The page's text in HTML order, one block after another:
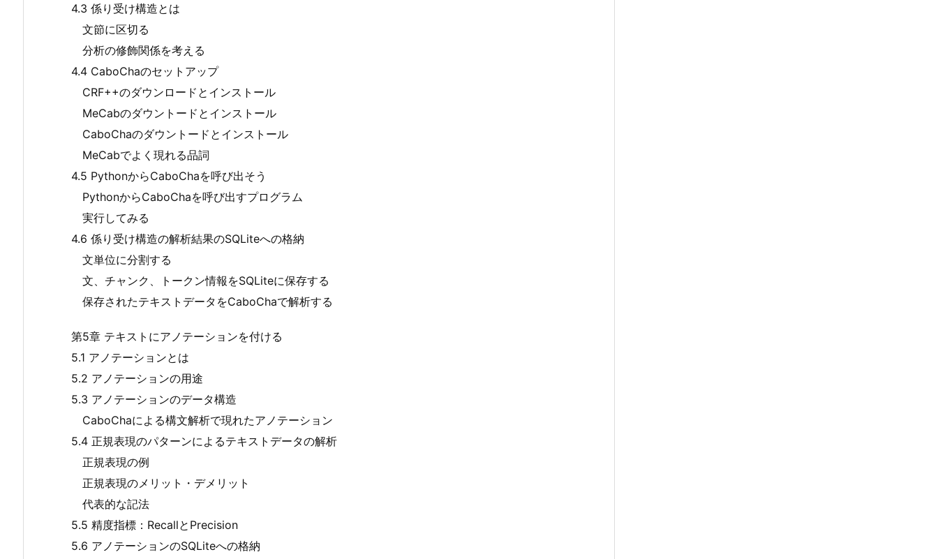
4.3 係り受け構造とは
文節に区切る
分析の修飾関係を考える
4.4 CaboChaのセットアップ
CRF++のダウンロードとインストール
MeCabのダウントードとインストール
CaboChaのダウントードとインストール
MeCabでよく現れる品詞
4.5 PythonからCaboChaを呼び出そう
PythonからCaboChaを呼び出すプログラム
実行してみる
4.6 係り受け構造の解析結果のSQLiteへの格納
文単位に分割する
文、チャンク、トークン情報をSQLiteに保存する
保存されたテキストデータをCaboChaで解析する
第5章 テキストにアノテーションを付ける
5.1 アノテーションとは
5.2 アノテーションの用途
5.3 アノテーションのデータ構造
CaboChaによる構文解析で現れたアノテーション
5.4 正規表現のパターンによるテキストデータの解析
正規表現の例
正規表現のメリット・デメリット
代表的な記法
5.5 精度指標：RecallとPrecision
5.6 アノテーションのSQLiteへの格納